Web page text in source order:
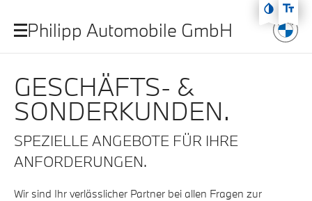
Zum Hauptmenü
Zum Inhalt
Philipp Automobile GmbH
GESCHÄFTS- &
SONDERKUNDEN.
SPEZIELLE ANGEBOTE FÜR IHRE
ANFORDERUNGEN.
Wir sind Ihr verlässlicher Partner bei allen Fragen zur